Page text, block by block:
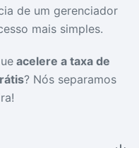
de um gerenciador
mais simples.
acelere a taxa de
? Nós separamos